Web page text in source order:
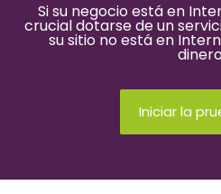
Si su negocio está en
crucial dotarse de un
su sitio no está en
Iniciar la